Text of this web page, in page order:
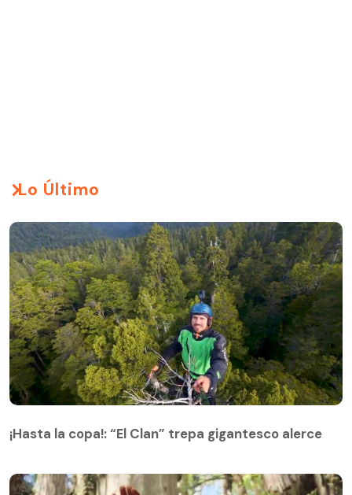
Lo Último
¡Hasta la copa!: “El Clan” trepa gigantesco alerce